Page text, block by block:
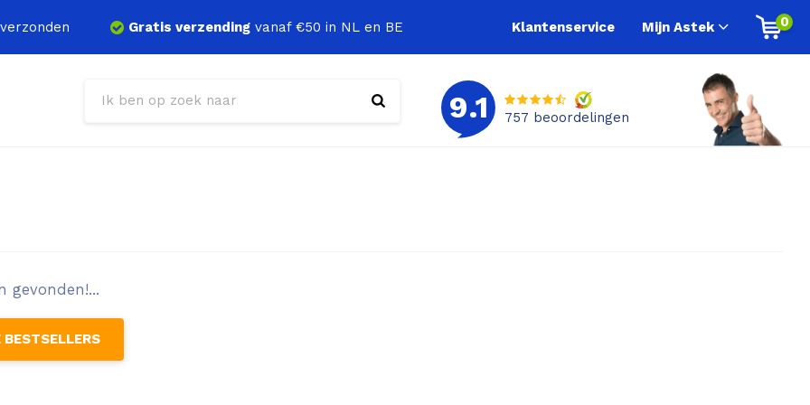
verzonden Gratis verzending vanaf €50 in NL en BE Klantenservice Mijn Astek 0
9.1 757 beoordelingen
gevonden!...